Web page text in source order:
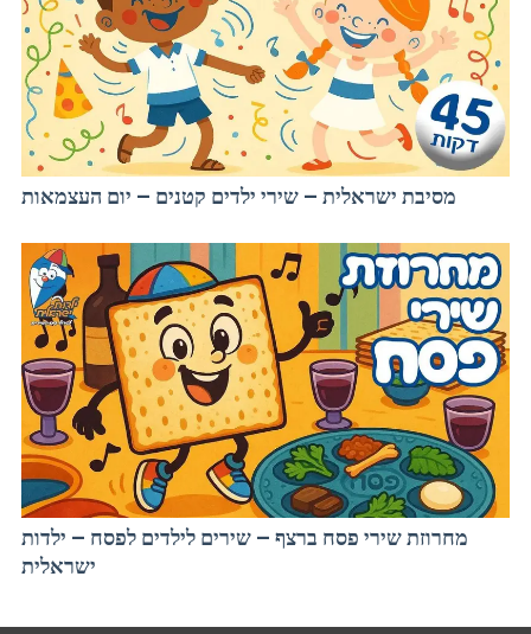
מסיבת ישראלית – שירי ילדים קטנים – יום העצמאות
מחרוזת שירי פסח ברצף – שירים לילדים לפסח – ילדות
ישראלית